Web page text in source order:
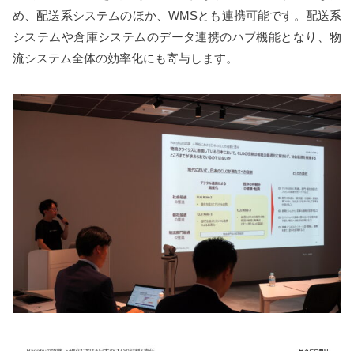
め、配送系システムのほか、WMSとも連携可能です。配送系
システムや倉庫システムのデータ連携のハブ機能となり、物
流システム全体の効率化にも寄与します。